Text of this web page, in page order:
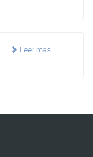
Leer más